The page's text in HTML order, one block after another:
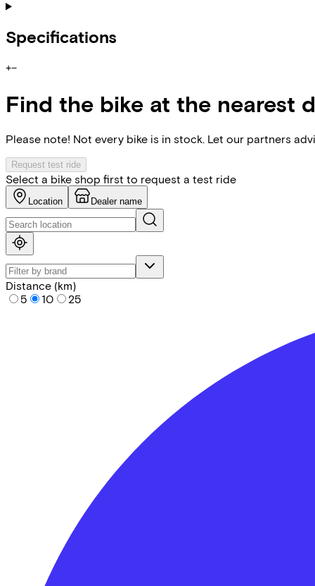
Specifications
+−
Find the bike at the nearest
Please note! Not every bike is in stock. Let our partners
Request test ride
Select a bike shop first to request a test ride
Location Dealer name
Distance (km)
5
10 25